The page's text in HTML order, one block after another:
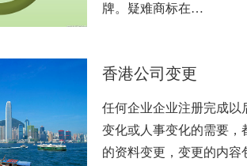
牌。疑难商标在…
香港公司变更
任何企业企业注册完成以
变化或人事变化的需要，
的资料变更，变更的内容